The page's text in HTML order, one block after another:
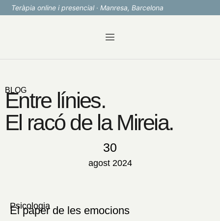
Teràpia online i presencial · Manresa, Barcelona
BLOG
Entre línies.
El racó de la Mireia.
30
agost 2024
Psicologia
El paper de les emocions